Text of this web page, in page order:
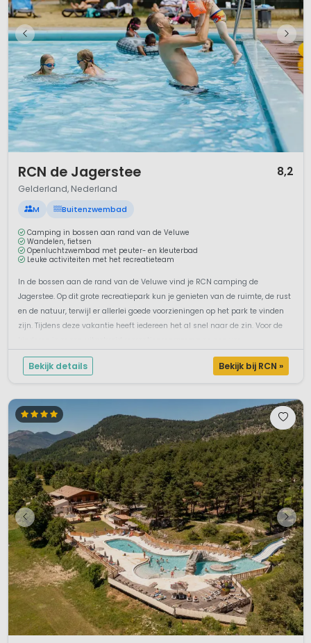
RCN de Jagerstee 8,2
Gelderland, Nederland
M Buitenzwembad
Camping in bossen aan rand van de Veluwe
Wandelen, fietsen
Openluchtzwembad met peuter- en kleuterbad
Leuke activiteiten met het recreatieteam
In de bossen aan de rand van de Veluwe vind je RCN camping de
Jagerstee. Op dit grote recreatiepark kun je genieten van de ruimte, de rust
en de natuur, terwijl er allerlei goede voorzieningen op het park te vinden
zijn. Tijdens deze vakantie heeft iedereen het al snel naar de zin. Voor de
Bekijk details Bekijk bij RCN »